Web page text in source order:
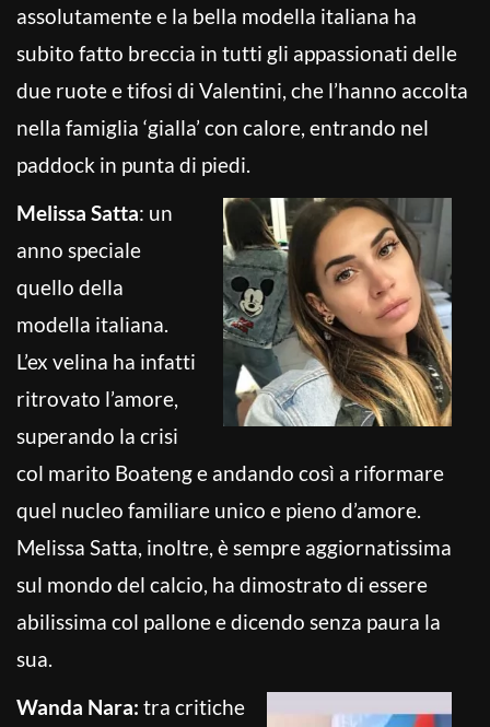
assolutamente e la bella modella italiana ha
subito fatto breccia in tutti gli appassionati delle
due ruote e tifosi di Valentini, che l’hanno accolta
nella famiglia ‘gialla’ con calore, entrando nel
paddock in punta di piedi.
Melissa Satta: un
anno speciale
quello della
modella italiana.
L’ex velina ha infatti
ritrovato l’amore,
superando la crisi
col marito Boateng e andando così a riformare
quel nucleo familiare unico e pieno d’amore.
Melissa Satta, inoltre, è sempre aggiornatissima
sul mondo del calcio, ha dimostrato di essere
abilissima col pallone e dicendo senza paura la
sua.
Wanda Nara: tra critiche